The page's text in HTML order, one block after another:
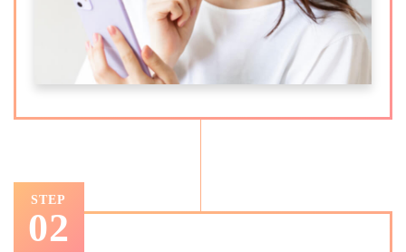
STEP
02